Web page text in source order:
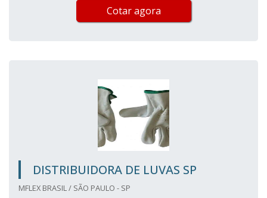
Cotar agora
DISTRIBUIDORA DE LUVAS SP
MFLEX BRASIL / SÃO PAULO - SP